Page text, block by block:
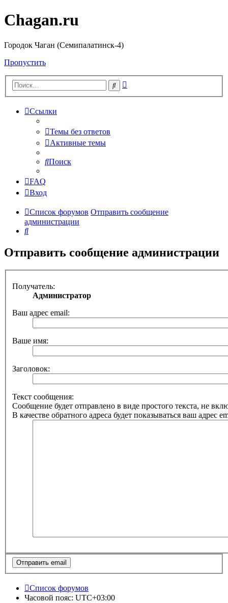
Chagan.ru
Городок Чаган (Семипалатинск-4)
Пропустить
Поиск
Ссылки
Темы без ответов
Активные темы
Поиск
FAQ
Вход
Список форумов Отправить сообщение
администрации
Поиск
Отправить сообщение администрации
Получатель:
Администратор
Ваш адрес email:
Ваше имя:
Заголовок:
Текст сообщения:
Сообщение будет отправлено в виде простого текста, не
В качестве обратного адреса будет показываться ваш адрес
Список форумов
Часовой пояс: UTC+03:00